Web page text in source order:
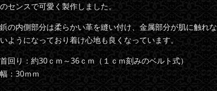
のセンスで可愛く製作しました。
鋲の内側部分は柔らかい革を縫い付け、金属部分が肌に触れな
いようになっており着け心地も良くなっています。
首回り：約30ｃｍ～36ｃｍ（１ｃｍ刻みのベルト式）
幅：30ｍｍ